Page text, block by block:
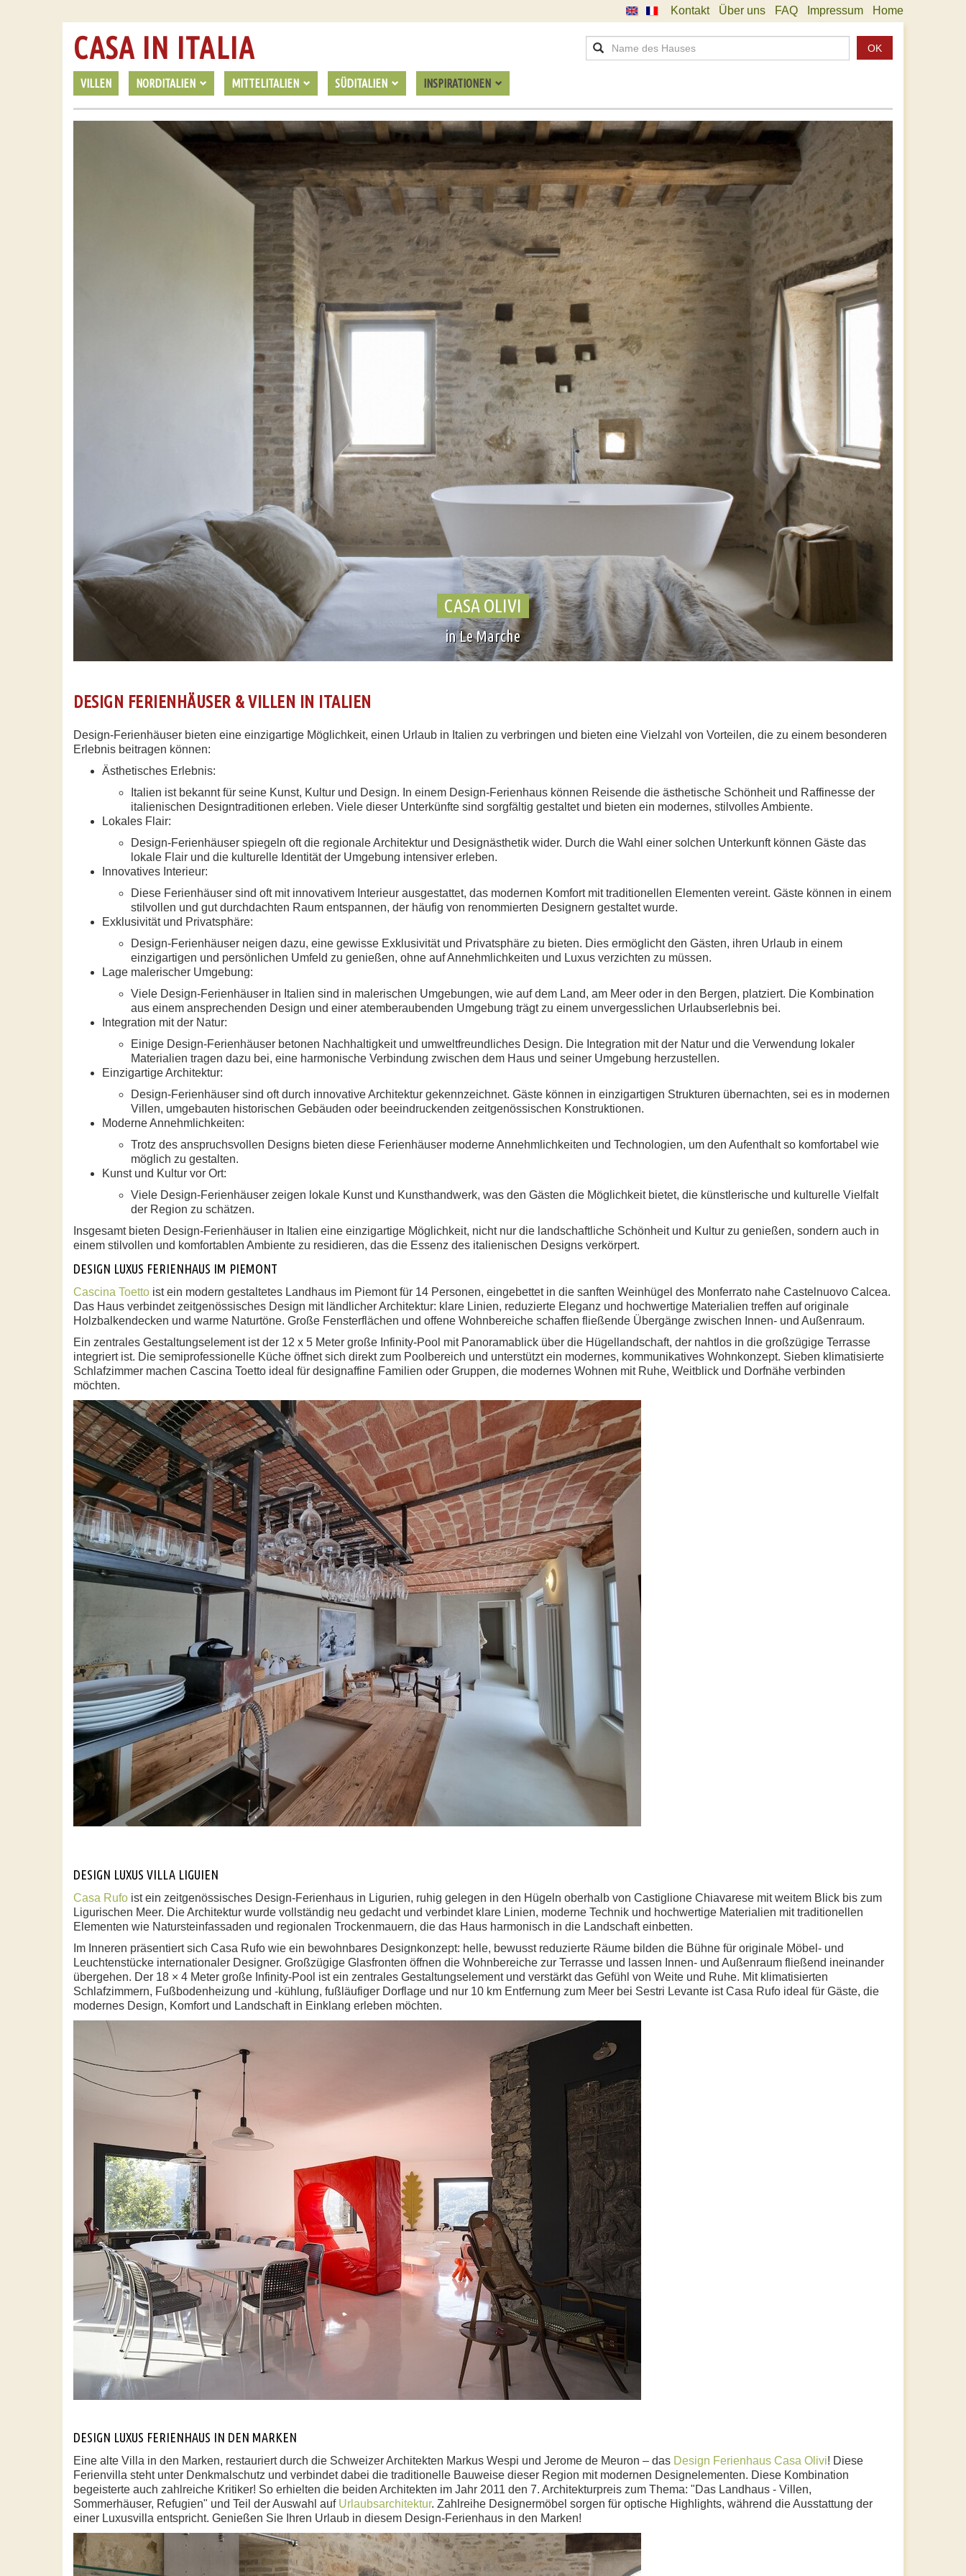
Kontakt Über uns FAQ Impressum Home
VILLEN NORDITALIEN MITTELITALIEN SÜDITALIEN INSPIRATIONEN
CASA IN ITALIA OK
CASA OLIVI
in Le Marche
DESIGN FERIENHÄUSER & VILLEN IN ITALIEN
Design-Ferienhäuser bieten eine einzigartige Möglichkeit, einen Urlaub in Italien zu verbringen und bieten eine Vielzahl von Vorteilen, die zu einem besonderen
Erlebnis beitragen können:
Ästhetisches Erlebnis:
Italien ist bekannt für seine Kunst, Kultur und Design. In einem Design-Ferienhaus können Reisende die ästhetische Schönheit und Raffinesse der
italienischen Designtraditionen erleben. Viele dieser Unterkünfte sind sorgfältig gestaltet und bieten ein modernes, stilvolles Ambiente.
Lokales Flair:
Design-Ferienhäuser spiegeln oft die regionale Architektur und Designästhetik wider. Durch die Wahl einer solchen Unterkunft können Gäste das
lokale Flair und die kulturelle Identität der Umgebung intensiver erleben.
Innovatives Interieur:
Diese Ferienhäuser sind oft mit innovativem Interieur ausgestattet, das modernen Komfort mit traditionellen Elementen vereint. Gäste können in einem
stilvollen und gut durchdachten Raum entspannen, der häufig von renommierten Designern gestaltet wurde.
Exklusivität und Privatsphäre:
Design-Ferienhäuser neigen dazu, eine gewisse Exklusivität und Privatsphäre zu bieten. Dies ermöglicht den Gästen, ihren Urlaub in einem
einzigartigen und persönlichen Umfeld zu genießen, ohne auf Annehmlichkeiten und Luxus verzichten zu müssen.
Lage malerischer Umgebung:
Viele Design-Ferienhäuser in Italien sind in malerischen Umgebungen, wie auf dem Land, am Meer oder in den Bergen, platziert. Die Kombination
aus einem ansprechenden Design und einer atemberaubenden Umgebung trägt zu einem unvergesslichen Urlaubserlebnis bei.
Integration mit der Natur:
Einige Design-Ferienhäuser betonen Nachhaltigkeit und umweltfreundliches Design. Die Integration mit der Natur und die Verwendung lokaler
Materialien tragen dazu bei, eine harmonische Verbindung zwischen dem Haus und seiner Umgebung herzustellen.
Einzigartige Architektur:
Design-Ferienhäuser sind oft durch innovative Architektur gekennzeichnet. Gäste können in einzigartigen Strukturen übernachten, sei es in modernen
Villen, umgebauten historischen Gebäuden oder beeindruckenden zeitgenössischen Konstruktionen.
Moderne Annehmlichkeiten:
Trotz des anspruchsvollen Designs bieten diese Ferienhäuser moderne Annehmlichkeiten und Technologien, um den Aufenthalt so komfortabel wie
möglich zu gestalten.
Kunst und Kultur vor Ort:
Viele Design-Ferienhäuser zeigen lokale Kunst und Kunsthandwerk, was den Gästen die Möglichkeit bietet, die künstlerische und kulturelle Vielfalt
der Region zu schätzen.
Insgesamt bieten Design-Ferienhäuser in Italien eine einzigartige Möglichkeit, nicht nur die landschaftliche Schönheit und Kultur zu genießen, sondern auch in
einem stilvollen und komfortablen Ambiente zu residieren, das die Essenz des italienischen Designs verkörpert.
DESIGN LUXUS FERIENHAUS IM PIEMONT
Cascina Toetto ist ein modern gestaltetes Landhaus im Piemont für 14 Personen, eingebettet in die sanften Weinhügel des Monferrato nahe Castelnuovo Calcea.
Das Haus verbindet zeitgenössisches Design mit ländlicher Architektur: klare Linien, reduzierte Eleganz und hochwertige Materialien treffen auf originale
Holzbalkendecken und warme Naturtöne. Große Fensterflächen und offene Wohnbereiche schaffen fließende Übergänge zwischen Innen- und Außenraum.
Ein zentrales Gestaltungselement ist der 12 x 5 Meter große Infinity-Pool mit Panoramablick über die Hügellandschaft, der nahtlos in die großzügige Terrasse
integriert ist. Die semiprofessionelle Küche öffnet sich direkt zum Poolbereich und unterstützt ein modernes, kommunikatives Wohnkonzept. Sieben klimatisierte
Schlafzimmer machen Cascina Toetto ideal für designaffine Familien oder Gruppen, die modernes Wohnen mit Ruhe, Weitblick und Dorfnähe verbinden
möchten.
DESIGN LUXUS VILLA LIGUIEN
Casa Rufo ist ein zeitgenössisches Design-Ferienhaus in Ligurien, ruhig gelegen in den Hügeln oberhalb von Castiglione Chiavarese mit weitem Blick bis zum
Ligurischen Meer. Die Architektur wurde vollständig neu gedacht und verbindet klare Linien, moderne Technik und hochwertige Materialien mit traditionellen
Elementen wie Natursteinfassaden und regionalen Trockenmauern, die das Haus harmonisch in die Landschaft einbetten.
Im Inneren präsentiert sich Casa Rufo wie ein bewohnbares Designkonzept: helle, bewusst reduzierte Räume bilden die Bühne für originale Möbel- und
Leuchtenstücke internationaler Designer. Großzügige Glasfronten öffnen die Wohnbereiche zur Terrasse und lassen Innen- und Außenraum fließend ineinander
übergehen. Der 18 × 4 Meter große Infinity-Pool ist ein zentrales Gestaltungselement und verstärkt das Gefühl von Weite und Ruhe. Mit klimatisierten
Schlafzimmern, Fußbodenheizung und -kühlung, fußläufiger Dorflage und nur 10 km Entfernung zum Meer bei Sestri Levante ist Casa Rufo ideal für Gäste, die
modernes Design, Komfort und Landschaft in Einklang erleben möchten.
DESIGN LUXUS FERIENHAUS IN DEN MARKEN
Eine alte Villa in den Marken, restauriert durch die Schweizer Architekten Markus Wespi und Jerome de Meuron – das Design Ferienhaus Casa Olivi! Diese
Ferienvilla steht unter Denkmalschutz und verbindet dabei die traditionelle Bauweise dieser Region mit modernen Designelementen. Diese Kombination
begeisterte auch zahlreiche Kritiker! So erhielten die beiden Architekten im Jahr 2011 den 7. Architekturpreis zum Thema: "Das Landhaus - Villen,
Sommerhäuser, Refugien" und Teil der Auswahl auf Urlaubsarchitektur. Zahlreihe Designermöbel sorgen für optische Highlights, während die Ausstattung der
einer Luxusvilla entspricht. Genießen Sie Ihren Urlaub in diesem Design-Ferienhaus in den Marken!